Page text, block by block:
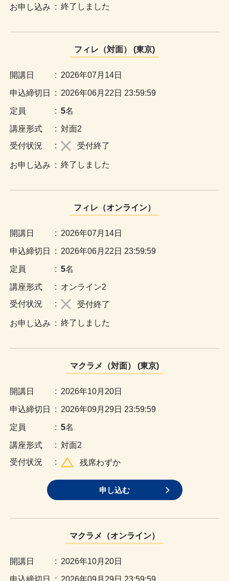
: 終了しました
フィレ（対面） (東京)
: 2026年07月14日
: 2026年06月22日 23:59:59
: 5名
: 対面2
:
受付終了
: 終了しました
フィレ（オンライン）
: 2026年07月14日
: 2026年06月22日 23:59:59
: 5名
: オンライン2
:
受付終了
: 終了しました
マクラメ（対面） (東京)
: 2026年10月20日
: 2026年09月29日 23:59:59
: 5名
: 対面2
:
残席わずか
申し込む
マクラメ（オンライン）
: 2026年10月20日